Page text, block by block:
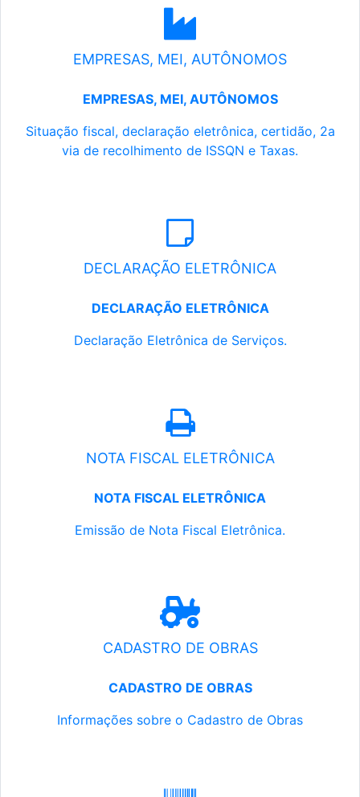
EMPRESAS, MEI, AUTÔNOMOS
EMPRESAS, MEI, AUTÔNOMOS
Situação fiscal, declaração eletrônica, certidão, 2a
via de recolhimento de ISSQN e Taxas.
DECLARAÇÃO ELETRÔNICA
DECLARAÇÃO ELETRÔNICA
Declaração Eletrônica de Serviços.
NOTA FISCAL ELETRÔNICA
NOTA FISCAL ELETRÔNICA
Emissão de Nota Fiscal Eletrônica.
CADASTRO DE OBRAS
CADASTRO DE OBRAS
Informações sobre o Cadastro de Obras